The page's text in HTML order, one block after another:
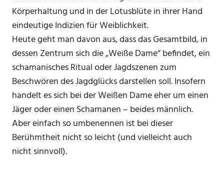
Körperhaltung und in der Lotusblüte in ihrer Hand
eindeutige Indizien für Weiblichkeit.
Heute geht man davon aus, dass das Gesamtbild, in
dessen Zentrum sich die „Weiße Dame“ befindet, ein
schamanisches Ritual oder Jagdszenen zum
Beschwören des Jagdglücks darstellen soll. Insofern
handelt es sich bei der Weißen Dame eher um einen
Jäger oder einen Schamanen – beides männlich.
Aber einfach so umbenennen ist bei dieser
Berühmtheit nicht so leicht (und vielleicht auch
nicht sinnvoll).